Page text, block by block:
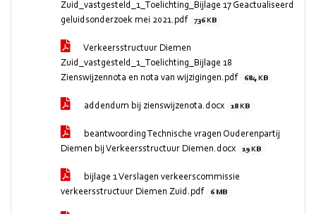
Zuid_vastgesteld_1_Toelichting_Bijlage 17 Geactualiseerd
geluidsonderzoek mei 2021.pdf
736 KB
Verkeersstructuur Diemen
Zuid_vastgesteld_1_Toelichting_Bijlage 18
Zienswijzennota en nota van wijzigingen.pdf
684 KB
addendum bij zienswijzenota.docx 18 KB
beantwoording Technische vragen Ouderenpartij
Diemen bij Verkeersstructuur Diemen.docx
19 KB
bijlage 1 Verslagen verkeerscommissie
verkeersstructuur Diemen Zuid.pdf
6 MB